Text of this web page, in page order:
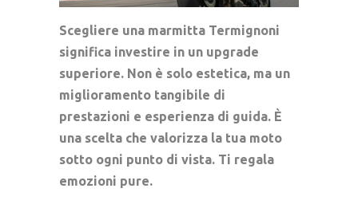
Scegliere una marmitta Termignoni
significa investire in un upgrade
superiore. Non è solo estetica, ma un
miglioramento tangibile di
prestazioni e esperienza di guida. È
una scelta che valorizza la tua moto
sotto ogni punto di vista. Ti regala
emozioni pure.